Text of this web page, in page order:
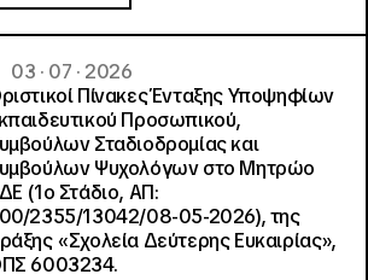
03 · 07 · 2026
Πίνακες Ένταξης Υποψηφίων
Προσωπικού,
Σταδιοδρομίας και
Ψυχολόγων στο Μητρώο
(1ο Στάδιο, ΑΠ:
2355/13042/08-05-2026), της
«Σχολεία Δεύτερης Ευκαιρίας»,
6003234.